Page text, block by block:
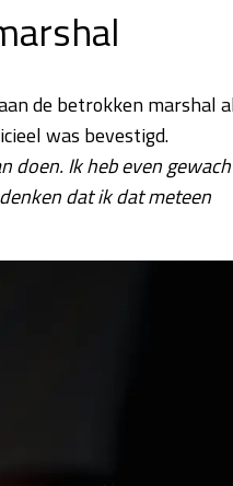
de betrokken marshal
was bevestigd.
doen. Ik heb even
dat ik dat meteen